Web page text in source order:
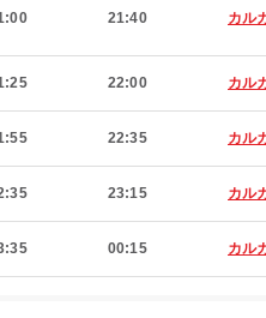
21:40 カル
22:00 カル
22:35 カル
23:15 カル
00:15 カル